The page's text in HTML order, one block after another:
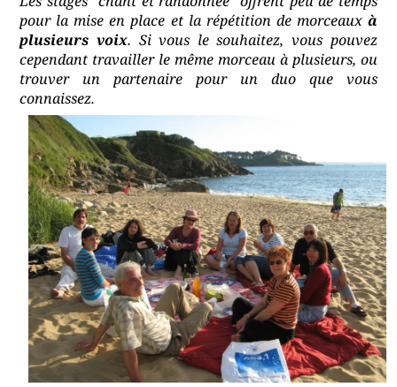
pour la mise en place et la répétition de morceaux à
plusieurs voix. Si vous le souhaitez, vous pouvez
cependant travailler le même morceau à plusieurs, ou
trouver un partenaire pour un duo que vous
connaissez.